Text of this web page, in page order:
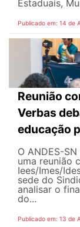
Estaduais,
Publicado em: 14 de
Reunião
Verbas
educação
O ANDES-
uma reunião
Iees/Imes/
sede do
analisar o
do...
Publicado em: 13 de